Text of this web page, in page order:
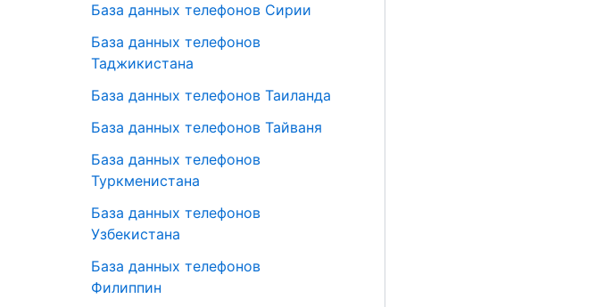
База данных телефонов Сирии
База данных телефонов
Таджикистана
База данных телефонов Таиланда
База данных телефонов Тайваня
База данных телефонов
Туркменистана
База данных телефонов
Узбекистана
База данных телефонов
Филиппин